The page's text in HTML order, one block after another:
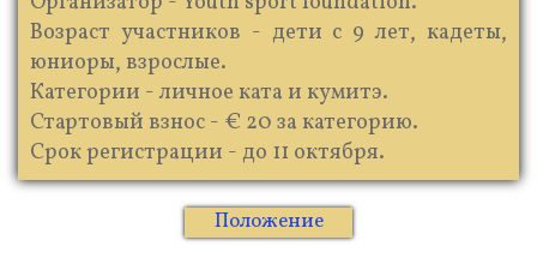
Возраст участников - дети c 9 лет, кадеты,
юниоры, взрослые.
Категории - личное ката и кумитэ.
Стартовый взнос - € 20 за категорию.
Срок регистрации - до 11 октября.
Положение